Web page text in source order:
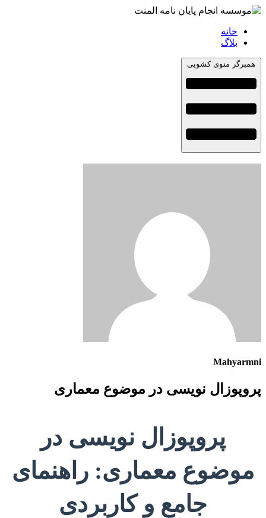
خانه
بلاگ
همبرگر منوی کشویی
Mahyarmni
پروپوزال نویسی در موضوع معماری
پروپوزال نویسی در
موضوع معماری: راهنمای
جامع و کاربردی